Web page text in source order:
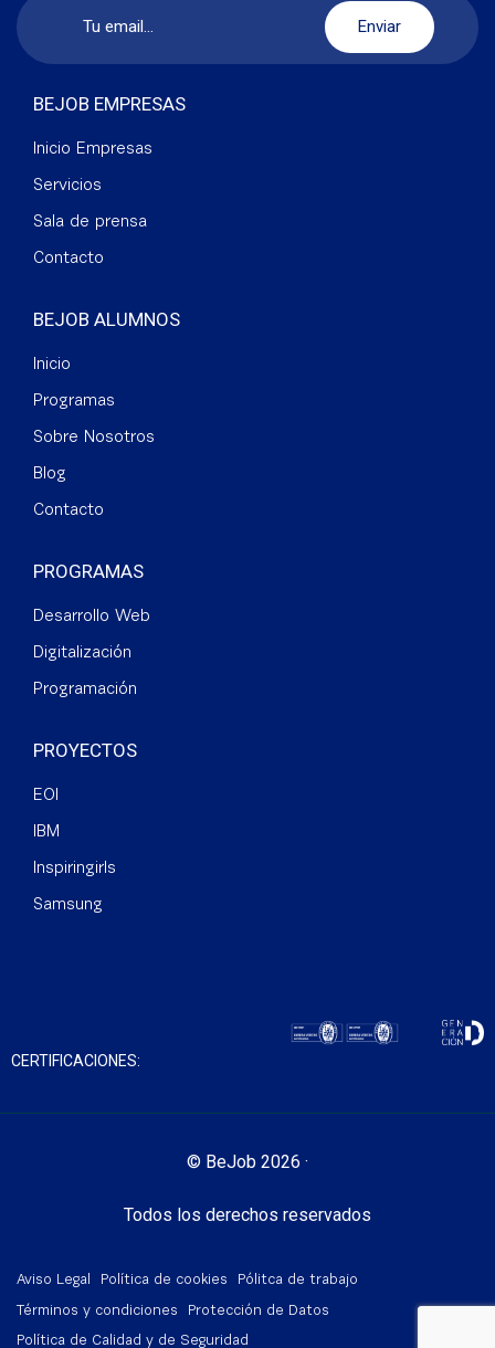
BEJOB EMPRESAS
Inicio Empresas
Servicios
Sala de prensa
Contacto
BEJOB ALUMNOS
Inicio
Programas
Sobre Nosotros
Blog
Contacto
PROGRAMAS
Desarrollo Web
Digitalización
Programación
PROYECTOS
EOI
IBM
Inspiringirls
Samsung
CERTIFICACIONES:
© BeJob 2026 ·
Todos los derechos reservados
Aviso Legal Política de cookies Pólitca de trabajo
Términos y condiciones Protección de Datos
Política de Calidad y de Seguridad